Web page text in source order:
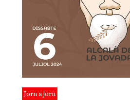
Jorn a jorn